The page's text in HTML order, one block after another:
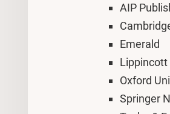
AIP
Emerald
Lippincott
Oxford
Springer